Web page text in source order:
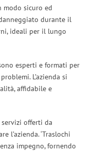
sicuro ed
durante il
ideali per il lungo
esperti e formati per
L’azienda si
affidabile e
offerti da
l’azienda. ‘Traslochi
impegno, fornendo